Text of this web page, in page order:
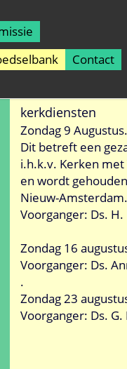
Contact
kerkdiensten
Zondag 9 Augustus.
Dit betreft een
i.h.k.v. Kerken met
en wordt
Nieuw-Amsterdam.
Voorganger: Ds.
Zondag 16
Voorganger: Ds.
.
Zondag 23
Voorganger: Ds.